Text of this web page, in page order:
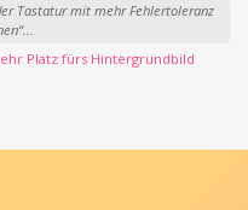
Tastatur mit mehr Fehlertoleranz
Platz fürs Hintergrundbild